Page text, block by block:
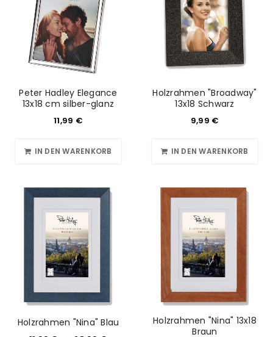
Peter Hadley Elegance
13x18 cm silber-glanz
11,99 €
IN DEN WARENKORB
Holzrahmen "Broadway"
13x18 Schwarz
9,99 €
IN DEN WARENKORB
Holzrahmen "Nina" Blau
Holzrahmen "Nina" 13x18
Braun